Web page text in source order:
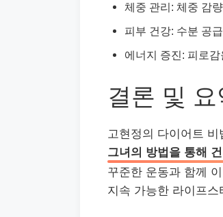
체중 관리: 체중 감
피부 건강: 수분 공
에너지 증진: 피로
결론 및 요
고현정의 다이어트
그녀의 방법을 통해
꾸준한 운동과 함께
지속 가능한 라이프